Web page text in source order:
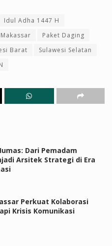
Idul Adha 1447 H
Makassar
Paket Daging
Barat
Sulawesi Selatan
Dari Pemadam
Arsitek Strategi di Era
Perkuat Kolaborasi
Krisis Komunikasi